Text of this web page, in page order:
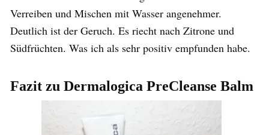
Verreiben und Mischen mit Wasser angenehmer.
Deutlich ist der Geruch. Es riecht nach Zitrone und
Südfrüchten. Was ich als sehr positiv empfunden habe.
Fazit zu Dermalogica PreCleanse Balm